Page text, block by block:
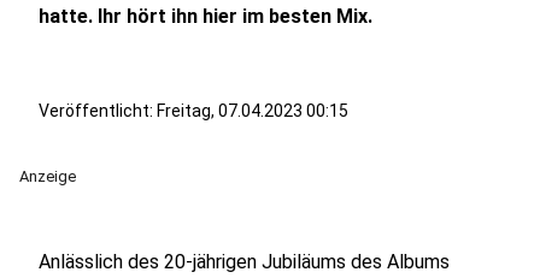
hatte. Ihr hört ihn hier im besten Mix.
Veröffentlicht: Freitag, 07.04.2023 00:15
Anzeige
Anlässlich des 20-jährigen Jubiläums des Albums